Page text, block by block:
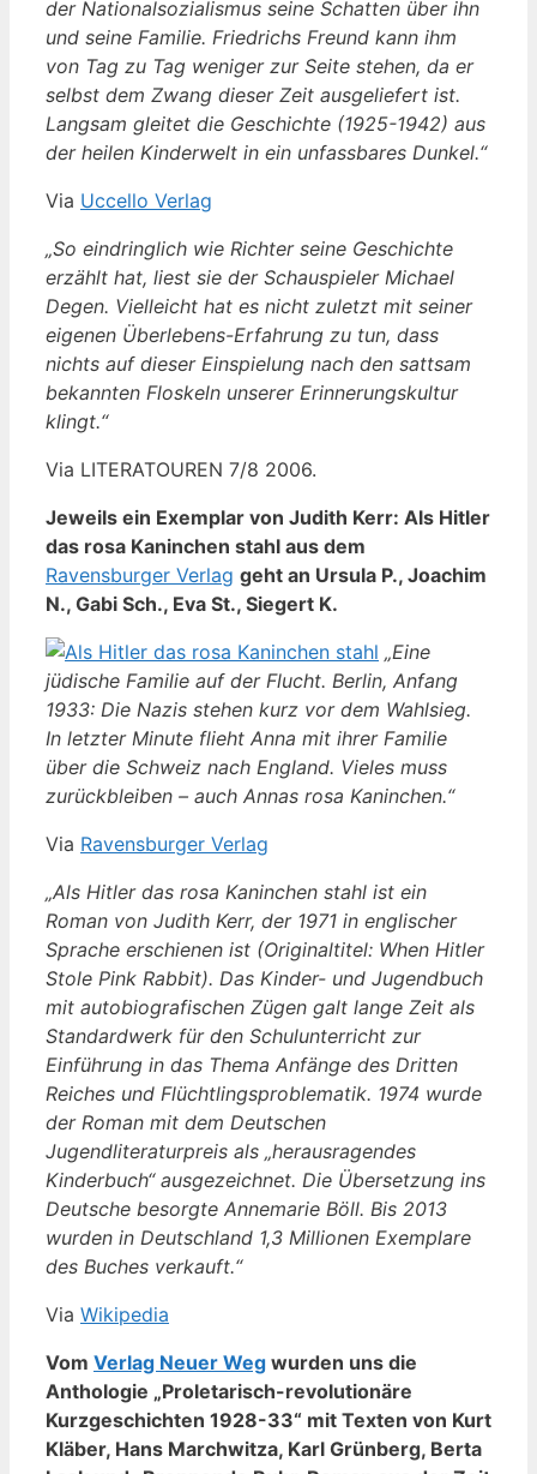
der Nationalsozialismus seine Schatten über ihn
und seine Familie. Friedrichs Freund kann ihm
von Tag zu Tag weniger zur Seite stehen, da er
selbst dem Zwang dieser Zeit ausgeliefert ist.
Langsam gleitet die Geschichte (1925-1942) aus
der heilen Kinderwelt in ein unfassbares Dunkel.“
Via Uccello Verlag
„So eindringlich wie Richter seine Geschichte
erzählt hat, liest sie der Schauspieler Michael
Degen. Vielleicht hat es nicht zuletzt mit seiner
eigenen Überlebens-Erfahrung zu tun, dass
nichts auf dieser Einspielung nach den sattsam
bekannten Floskeln unserer Erinnerungskultur
klingt.“
Via LITERATOUREN 7/8 2006.
Jeweils ein Exemplar von Judith Kerr: Als Hitler
das rosa Kaninchen stahl aus dem
Ravensburger Verlag geht an Ursula P., Joachim
N., Gabi Sch., Eva St., Siegert K.
„Eine
jüdische Familie auf der Flucht. Berlin, Anfang
1933: Die Nazis stehen kurz vor dem Wahlsieg.
In letzter Minute flieht Anna mit ihrer Familie
über die Schweiz nach England. Vieles muss
zurückbleiben – auch Annas rosa Kaninchen.“
Via Ravensburger Verlag
„Als Hitler das rosa Kaninchen stahl ist ein
Roman von Judith Kerr, der 1971 in englischer
Sprache erschienen ist (Originaltitel: When Hitler
Stole Pink Rabbit). Das Kinder- und Jugendbuch
mit autobiografischen Zügen galt lange Zeit als
Standardwerk für den Schulunterricht zur
Einführung in das Thema Anfänge des Dritten
Reiches und Flüchtlingsproblematik. 1974 wurde
der Roman mit dem Deutschen
Jugendliteraturpreis als „herausragendes
Kinderbuch“ ausgezeichnet. Die Übersetzung ins
Deutsche besorgte Annemarie Böll. Bis 2013
wurden in Deutschland 1,3 Millionen Exemplare
des Buches verkauft.“
Via Wikipedia
Vom Verlag Neuer Weg wurden uns die
Anthologie „Proletarisch-revolutionäre
Kurzgeschichten 1928-33“ mit Texten von Kurt
Kläber, Hans Marchwitza, Karl Grünberg, Berta